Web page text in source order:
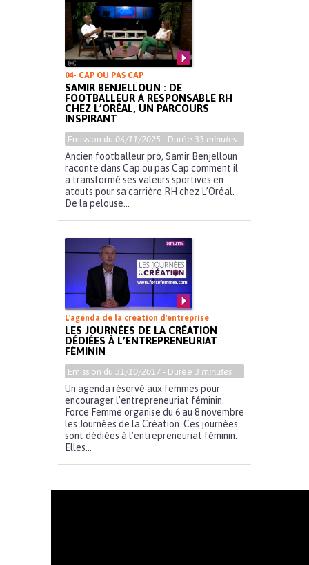
04- CAP OU PAS CAP
SAMIR BENJELLOUN : DE
FOOTBALLEUR À RESPONSABLE RH
CHEZ L’ORÉAL, UN PARCOURS
INSPIRANT
Emission du 06/11/2025 - Durée 33 minutes
Ancien footballeur pro, Samir Benjelloun
raconte dans Cap ou pas Cap comment il
a transformé ses valeurs sportives en
atouts pour sa carrière RH chez L’Oréal.
De la pelouse...
L'agenda de la création d'entreprise
LES JOURNÉES DE LA CRÉATION
DÉDIÉES À L’ENTREPRENEURIAT
FÉMININ
Emission du 31/10/2017 - Durée 3 minutes
Un agenda réservé aux femmes pour
encourager l’entrepreneuriat féminin.
Force Femme organise du 6 au 8 novembre
les Journées de la Création. Ces journées
sont dédiées à l’entrepreneuriat féminin.
Elles...